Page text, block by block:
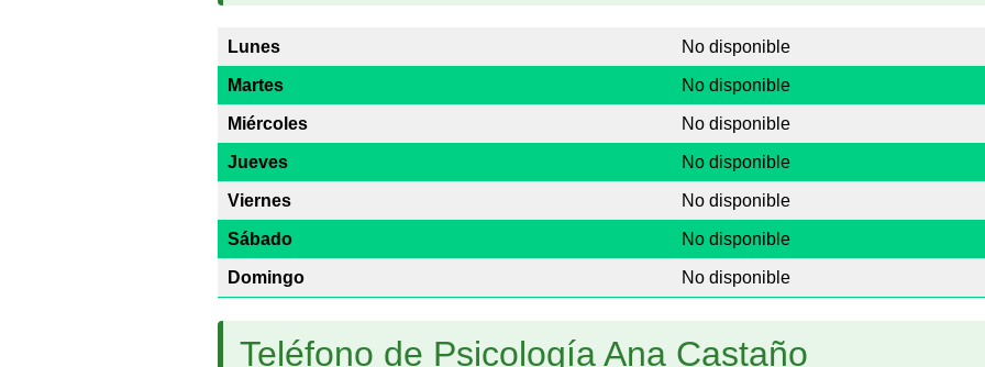
Lunes No disponible
Martes No disponible
Miércoles No disponible
Jueves No disponible
Viernes No disponible
Sábado No disponible
Domingo No disponible
Teléfono de Psicología Ana Castaño